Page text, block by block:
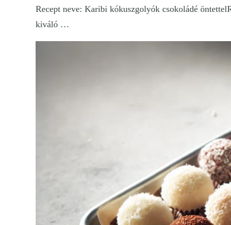
Recept neve: Karibi kókuszgolyók csokoládé
kiváló …